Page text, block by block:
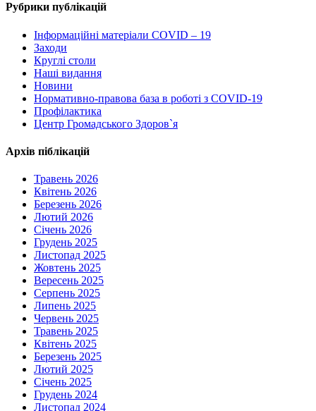
Рубрики публікацій
Інформаційні матеріали COVID – 19
Заходи
Круглі столи
Наші видання
Новини
Нормативно-правова база в роботі з COVID-19
Профілактика
Центр Громадського Здоров`я
Архів піблікацій
Травень 2026
Квітень 2026
Березень 2026
Лютий 2026
Січень 2026
Грудень 2025
Листопад 2025
Жовтень 2025
Вересень 2025
Серпень 2025
Липень 2025
Червень 2025
Травень 2025
Квітень 2025
Березень 2025
Лютий 2025
Січень 2025
Грудень 2024
Листопад 2024